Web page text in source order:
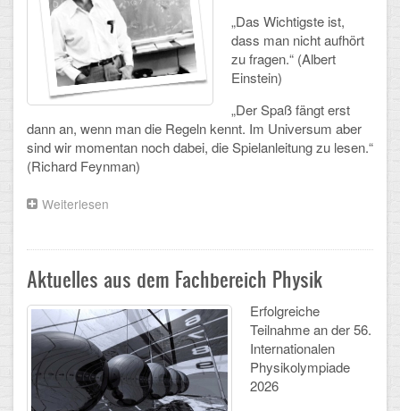
SCHULLEBEN
Kollegium
Schulleitung
Schülervertretung
Gesamtelternvertretung
Sekretariat
Ganztagsschule
Schulsozialarbeit
Berufsorientierung
Arbeitsgemeinschaften
Klima-Projekt
„Das Wichtigste ist,
dass man nicht aufhört
zu fragen.“ (Albert
Einstein)
„Der Spaß fängt erst
dann an, wenn man die Regeln kennt. Im Universum aber
sind wir momentan noch dabei, die Spielanleitung zu lesen.“
(Richard Feynman)
Weiterlesen
Fachs
Aktuelles aus dem Fachbereich Physik
Erfolgreiche
Teilnahme an der 56.
Internationalen
Physikolympiade
2026